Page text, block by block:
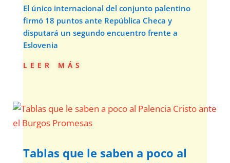
El único internacional del conjunto palentino
firmó 18 puntos ante República Checa y
disputará un segundo encuentro frente a
Eslovenia
leer más
Tablas que le saben a poco al